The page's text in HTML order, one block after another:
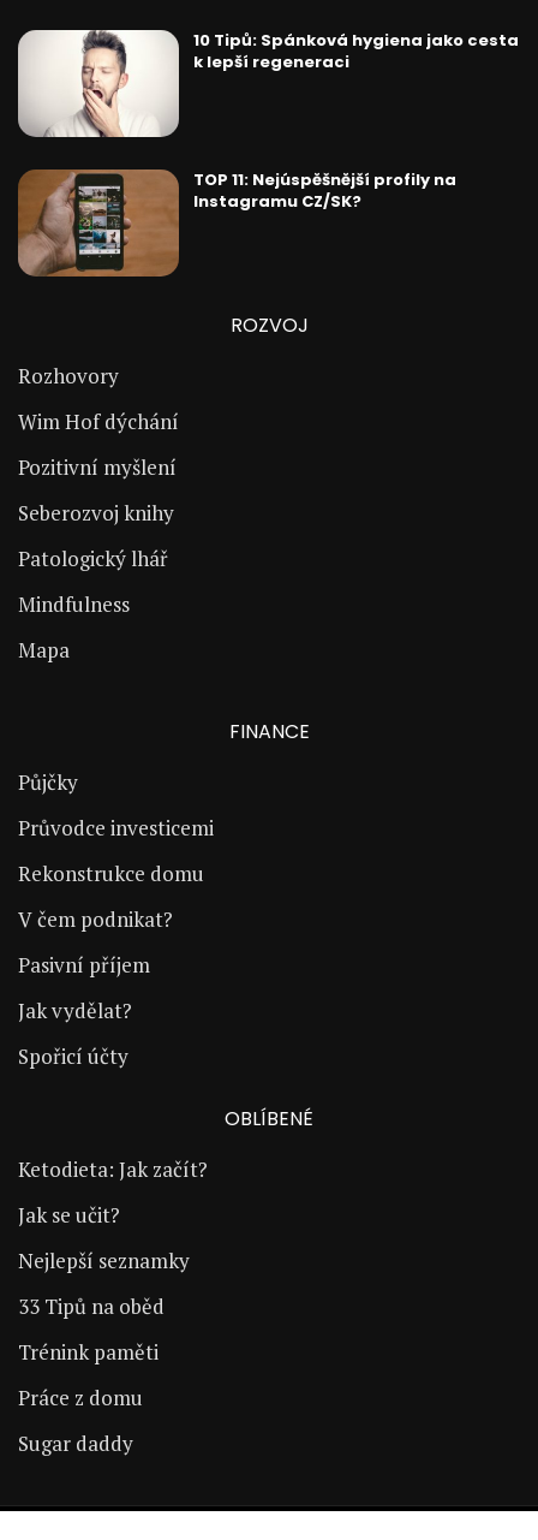
10 Tipů: Spánková hygiena jako cesta
k lepší regeneraci
TOP 11: Nejúspěšnější profily na
Instagramu CZ/SK?
ROZVOJ
Rozhovory
Wim Hof dýchání
Pozitivní myšlení
Seberozvoj knihy
Patologický lhář
Mindfulness
Mapa
FINANCE
Půjčky
Průvodce investicemi
Rekonstrukce domu
V čem podnikat?
Pasivní příjem
Jak vydělat?
Spořicí účty
OBLÍBENÉ
Ketodieta: Jak začít?
Jak se učit?
Nejlepší seznamky
33 Tipů na oběd
Trénink paměti
Práce z domu
Sugar daddy